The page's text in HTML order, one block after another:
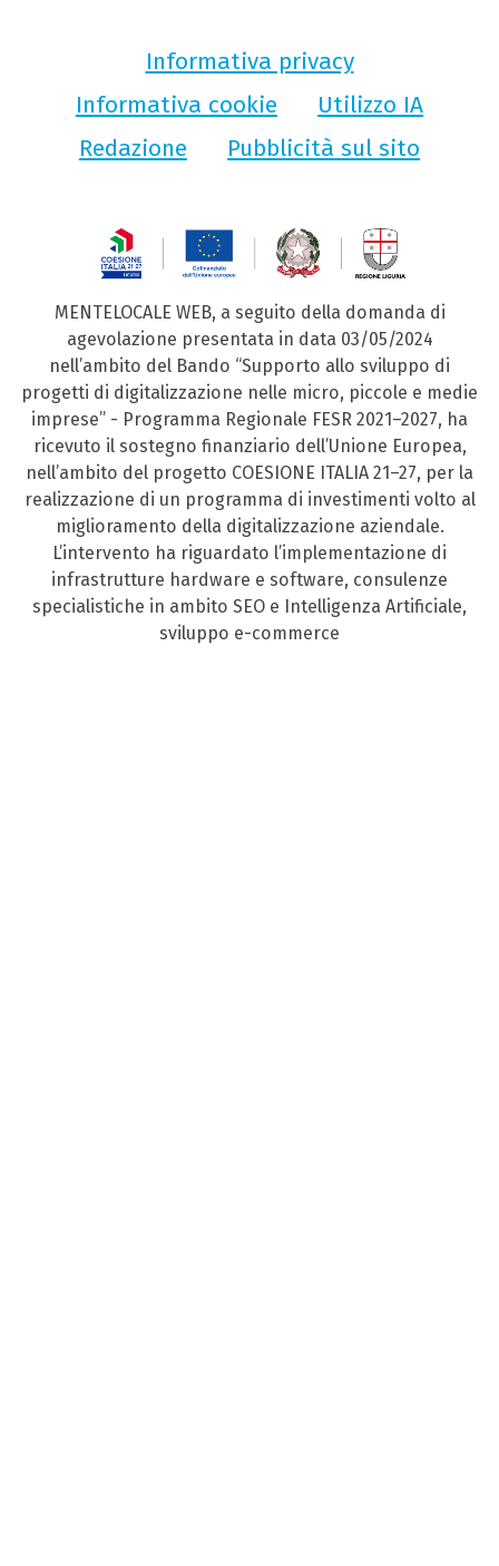
Informativa privacy
Informativa cookie
Utilizzo IA
Redazione
Pubblicità sul sito
MENTELOCALE WEB, a seguito della domanda di
agevolazione presentata in data 03/05/2024
nell’ambito del Bando “Supporto allo sviluppo di
progetti di digitalizzazione nelle micro, piccole e medie
imprese” - Programma Regionale FESR 2021–2027, ha
ricevuto il sostegno finanziario dell’Unione Europea,
nell’ambito del progetto COESIONE ITALIA 21–27, per la
realizzazione di un programma di investimenti volto al
miglioramento della digitalizzazione aziendale.
L’intervento ha riguardato l’implementazione di
infrastrutture hardware e software, consulenze
specialistiche in ambito SEO e Intelligenza Artificiale,
sviluppo e-commerce